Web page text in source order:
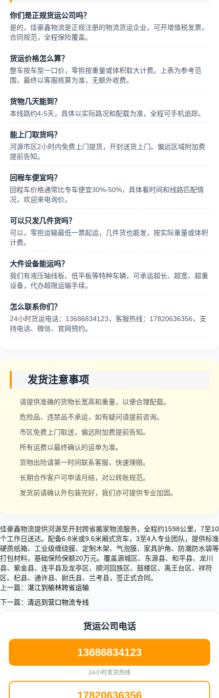
你们是正规货运公司吗？
是的，佳豪鑫物流是正规注册的物流货运企业，可开增值税发票，
合同规范，全程保险覆盖。
货运价格怎么算？
整车按车型一口价，零担按重量或体积取大计费。上表为参考范
围，最终以客服核算为准，无额外收费。
货物几天能到？
本线路约4-5天，具体以实际路况和配载为准，全程可手机追踪。
能上门取货吗？
河源市区2小时内免费上门提货，开封送货上门。偏远区域附加费
提前告知。
回程车便宜吗？
回程车价格通常比专车便宜30%-50%，具体看时间和线路匹配情
况，欢迎来电询价。
可以只发几件货吗？
可以，零担运输最低一票起运，几件货也能发，按实际重量或体积
计费。
大件设备能运吗？
我们有液压轴线板、低平板等特种车辆，可承运超长、超宽、超重
设备，代办超限运输手续。
怎么联系你们？
24小时货运电话：13686834123，客服热线：17820636356，支
持电话、微信、官网预约。
发货注意事项
请提供准确的货物长宽高和重量，以便合理配载。
危险品、违禁品不承运，如有疑问请提前咨询。
市区免费上门取送，偏远附加费提前告知。
所有运费以最终确认的运单为准。
货物出险请第一时间联系客服，快速理赔。
长期合作客户可申请月结，对公转账规范。
发货前请确认外包装完好，我们亦可提供专业加固。
佳豪鑫物流提供河源至开封跨省搬家物流服务，全程约1598公里，7至10
个工作日送达。配备6.8米或9.6米厢式货车，3至4人专业团队，提供标准
硬质纸箱、工业级缠绕膜、定制木架、气泡膜、家具护角、防潮防水袋等
打包材料，基础保险保额20万元。覆盖源城区、东源县、和平县、龙川
县、紫金县、连平县及龙亭区、顺河回族区、鼓楼区、禹王台区、祥符
区、杞县、通许县、尉氏县、兰考县，签正式合同。
上一篇： 湛江到榆林跨省运输
下一篇： 清远到营口物流专线
货运公司电话
13686834123
24小时发货热线
17820636356